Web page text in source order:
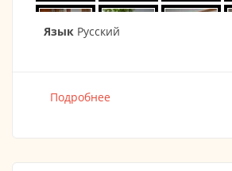
Язык Русский
Подробнее